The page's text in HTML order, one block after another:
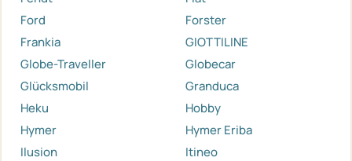
Ford
Forster
Frankia
GIOTTILINE
Globe-Traveller
Globecar
Glücksmobil
Granduca
Heku
Hobby
Hymer
Hymer Eriba
Ilusion
Itineo